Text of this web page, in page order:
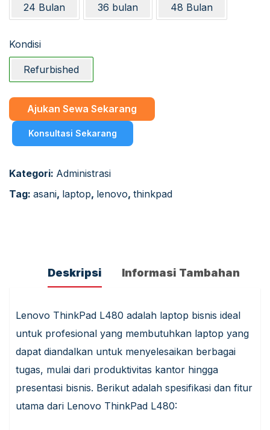
24 Bulan 36 bulan 48 Bulan
Kondisi
Refurbished
Ajukan Sewa Sekarang
Konsultasi Sekarang
Kategori: Administrasi
Tag: asani, laptop, lenovo, thinkpad
Deskripsi Informasi Tambahan
Lenovo ThinkPad L480 adalah laptop bisnis ideal
untuk profesional yang membutuhkan laptop yang
dapat diandalkan untuk menyelesaikan berbagai
tugas, mulai dari produktivitas kantor hingga
presentasi bisnis. Berikut adalah spesifikasi dan fitur
utama dari Lenovo ThinkPad L480: